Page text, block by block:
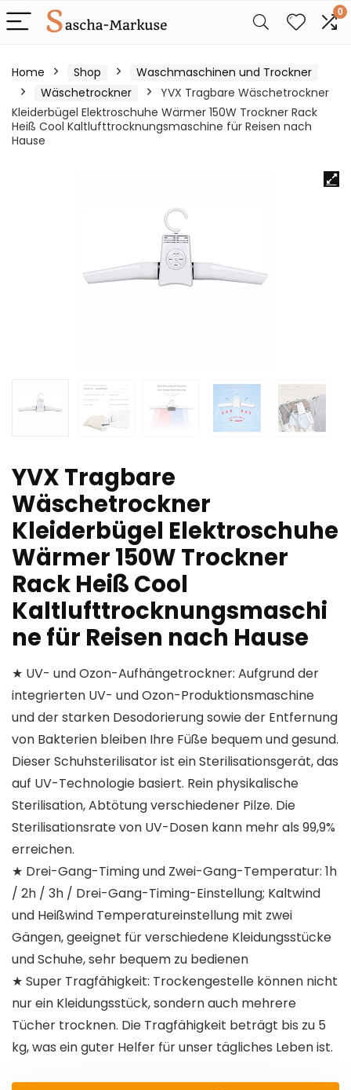
0
Home Shop
Waschmaschinen und Trockner
Wäschetrockner
YVX Tragbare Wäschetrockner
Kleiderbügel Elektroschuhe Wärmer 150W Trockner Rack
Heiß Cool Kaltlufttrocknungsmaschine für Reisen nach
Hause
YVX Tragbare
Wäschetrockner
Kleiderbügel Elektroschuhe
Wärmer 150W Trockner
Rack Heiß Cool
Kaltlufttrocknungsmaschi
ne für Reisen nach Hause
★ UV- und Ozon-Aufhängetrockner: Aufgrund der
integrierten UV- und Ozon-Produktionsmaschine
und der starken Desodorierung sowie der Entfernung
von Bakterien bleiben Ihre Füße bequem und gesund.
Dieser Schuhsterilisator ist ein Sterilisationsgerät, das
auf UV-Technologie basiert. Rein physikalische
Sterilisation, Abtötung verschiedener Pilze. Die
Sterilisationsrate von UV-Dosen kann mehr als 99,9%
erreichen.
★ Drei-Gang-Timing und Zwei-Gang-Temperatur: 1h
/ 2h / 3h / Drei-Gang-Timing-Einstellung; Kaltwind
und Heißwind Temperatureinstellung mit zwei
Gängen, geeignet für verschiedene Kleidungsstücke
und Schuhe, sehr bequem zu bedienen
★ Super Tragfähigkeit: Trockengestelle können nicht
nur ein Kleidungsstück, sondern auch mehrere
Tücher trocknen. Die Tragfähigkeit beträgt bis zu 5
kg, was ein guter Helfer für unser tägliches Leben ist.